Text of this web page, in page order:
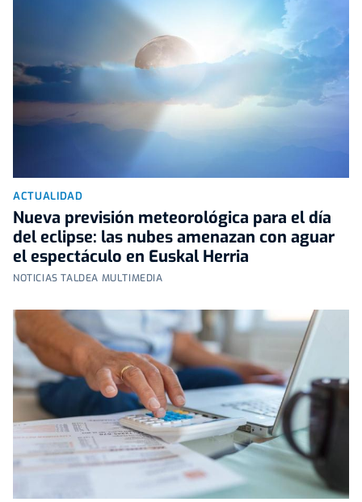
ACTUALIDAD
Nueva previsión meteorológica para el día
del eclipse: las nubes amenazan con aguar
el espectáculo en Euskal Herria
NOTICIAS TALDEA MULTIMEDIA